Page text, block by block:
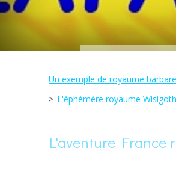
Un exemple de royaume
L'éphémère royaume
L'aventure France